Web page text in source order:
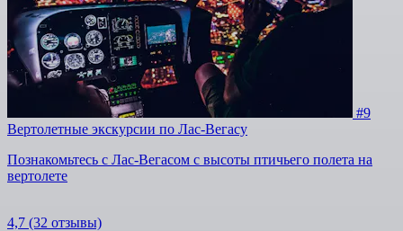
#9
Вертолетные экскурсии по Лас-Вегасу
Познакомьтесь с Лас-Вегасом с высоты птичьего полета на
вертолете
4,7 (32 отзывы)